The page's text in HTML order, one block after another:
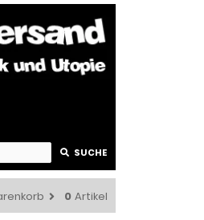
SUCHE
0 Artikel